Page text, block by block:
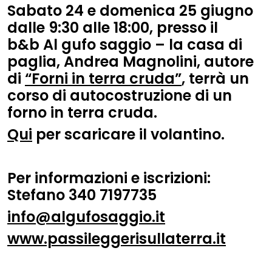
Sabato 24 e domenica 25 giugno
dalle 9:30 alle 18:00, presso il
b&b Al gufo saggio – la casa di
paglia,Andrea Magnolini, autore
di “Forni in terra cruda”, terrà un
corso di autocostruzione di un
forno in terra cruda.
Qui per scaricare il volantino.
Per informazioni e iscrizioni:
Stefano 340 7197735
info@algufosaggio.it
www.passileggerisullaterra.it